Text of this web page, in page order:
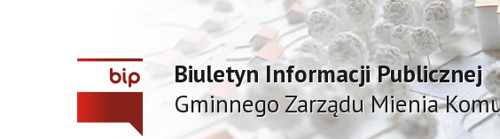
Biuletyn Informacji Publicznej
Gminnego Zarządu Mienia